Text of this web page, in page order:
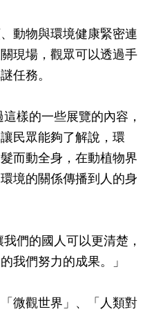
動物與環境健康緊密連
現場，觀眾可以透過手
任務。
樣的一些展覽的內容，
民眾能夠了解說，環
而動全身，在動植物界
境的關係傳播到人的身
們的國人可以更清楚，
我們努力的成果。」
微觀世界」、「人類對